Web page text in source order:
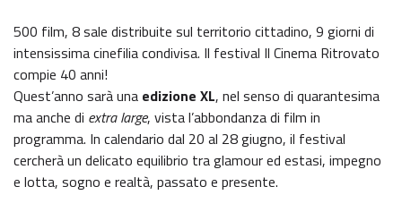
500 film, 8 sale distribuite sul territorio cittadino, 9 giorni di
intensissima cinefilia condivisa. Il festival Il Cinema Ritrovato
compie 40 anni!
Quest’anno sarà una edizione XL, nel senso di quarantesima
ma anche di extra large, vista l’abbondanza di film in
programma. In calendario dal 20 al 28 giugno, il festival
cercherà un delicato equilibrio tra glamour ed estasi, impegno
e lotta, sogno e realtà, passato e presente.